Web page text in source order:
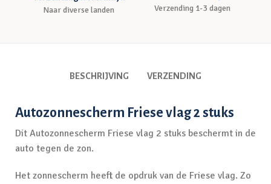
Naar diverse landen Verzending 1-3 dagen
BESCHRIJVING VERZENDING
Autozonnescherm Friese vlag 2 stuks
Dit Autozonnescherm Friese vlag 2 stuks beschermt in de
auto tegen de zon.
Het zonnescherm heeft de opdruk van de Friese vlag. Zo